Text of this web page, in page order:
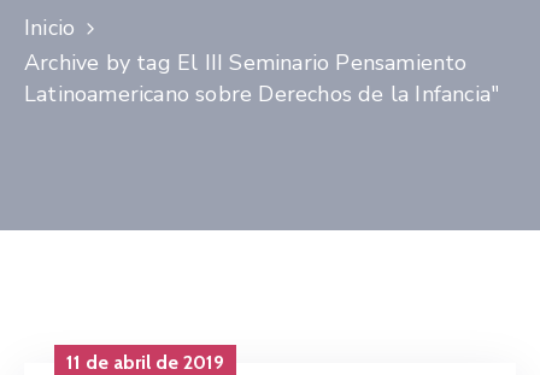
Sé
De
Inicio
Archive by tag El III Seminario Pensamiento
Latinoamericano sobre Derechos de la Infancia"
11 de abril de 2019